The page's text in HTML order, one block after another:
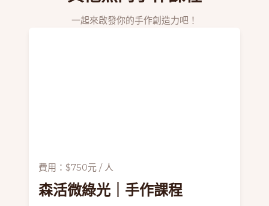
一起來啟發你的手作創造力吧！
費用：$750元 / 人
森活微綠光 ｜手作課程